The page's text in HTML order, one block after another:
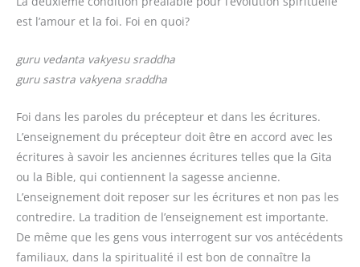
est l’amour et la foi. Foi en quoi?
guru vedanta vakyesu sraddha
guru sastra vakyena sraddha
Foi dans les paroles du précepteur et dans les écritures.
L’enseignement du précepteur doit être en accord avec les
écritures à savoir les anciennes écritures telles que la Gita
ou la Bible, qui contiennent la sagesse ancienne.
L’enseignement doit reposer sur les écritures et non pas les
contredire. La tradition de l’enseignement est importante.
De même que les gens vous interrogent sur vos antécédents
familiaux, dans la spiritualité il est bon de connaître la